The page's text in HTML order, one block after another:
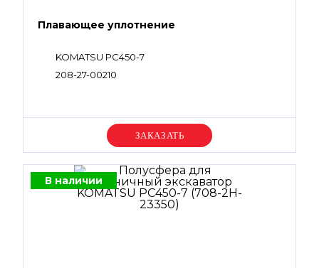
Плавающее уплотнение
KOMATSU PC450-7
208-27-00210
Уточняйте цену
В наличии